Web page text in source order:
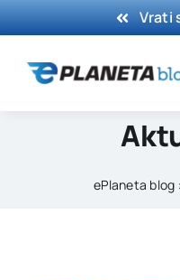
Skip
to
content
Vrati
ePlaneta blog